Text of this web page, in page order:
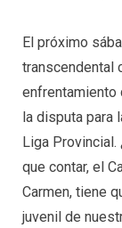
El próximo
transcendental
enfrentamiento
la disputa para
Liga Provincial.
que contar, el
Carmen, tiene
juvenil de